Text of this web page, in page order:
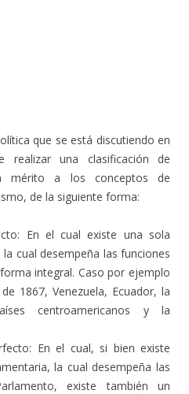
que se está discutiendo en
realizar una clasificación de
mérito a los conceptos de
de la siguiente forma:
En el cual existe una sola
cual desempeña las funciones
integral. Caso por ejemplo
1867, Venezuela, Ecuador, la
centroamericanos y la
En el cual, si bien existe
la cual desempeña las
existe también un